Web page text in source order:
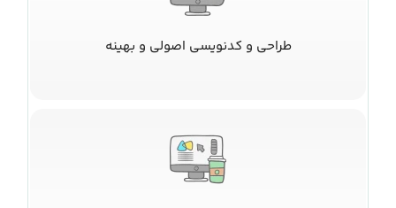
طراحی و کدنویسی اصولی و بهینه